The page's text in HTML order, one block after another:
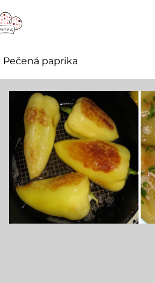
Pečená paprika